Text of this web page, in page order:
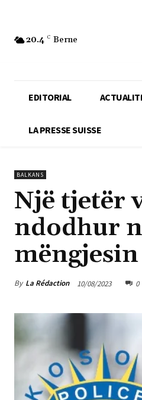
20.4 C Berne
EDITORIAL
LA PRESSE SUISSE
BALKANS
Një tjetër
ndodhur
By La Rédaction 10/08/2023 0